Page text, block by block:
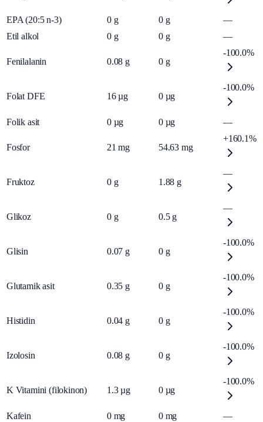
EPA (20:5 n-3) 0 g 0 g
—
Etil alkol
0 g 0 g —
Fenilalanin 0.08 g 0 g
-100.0%
Folat DFE 16 µg 0 µg
-100.0%
Folik asit 0 µg 0 µg —
Fosfor 21 mg 54.63 mg
+160.1%
Fruktoz 0 g 1.88 g
—
Glikoz 0 g 0.5 g
—
Glisin 0.07 g 0 g
-100.0%
Glutamik asit 0.35 g 0 g
-100.0%
Histidin 0.04 g 0 g
-100.0%
Izolosin 0.08 g 0 g
-100.0%
K Vitamini (filokinon) 1.3 µg 0 µg
-100.0%
Kafein 0 mg 0 mg —